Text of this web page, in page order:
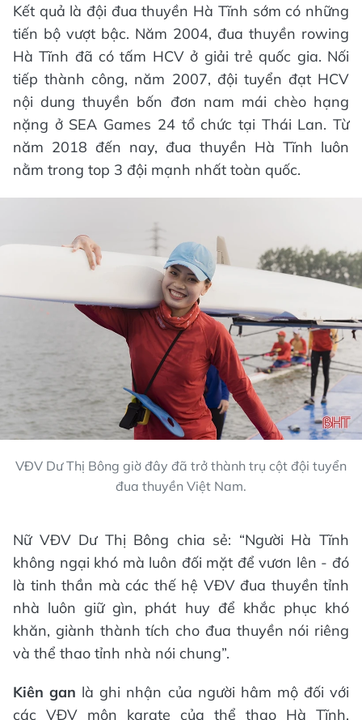
Kết quả là đội đua thuyền Hà Tĩnh sớm có những
tiến bộ vượt bậc. Năm 2004, đua thuyền rowing
Hà Tĩnh đã có tấm HCV ở giải trẻ quốc gia. Nối
tiếp thành công, năm 2007, đội tuyển đạt HCV
nội dung thuyền bốn đơn nam mái chèo hạng
nặng ở SEA Games 24 tổ chức tại Thái Lan. Từ
năm 2018 đến nay, đua thuyền Hà Tĩnh luôn
nằm trong top 3 đội mạnh nhất toàn quốc.
VĐV Dư Thị Bông giờ đây đã trở thành trụ cột đội tuyển
đua thuyền Việt Nam.
Nữ VĐV Dư Thị Bông chia sẻ: “Người Hà Tĩnh
không ngại khó mà luôn đối mặt để vươn lên - đó
là tinh thần mà các thế hệ VĐV đua thuyền tỉnh
nhà luôn giữ gìn, phát huy để khắc phục khó
khăn, giành thành tích cho đua thuyền nói riêng
và thể thao tỉnh nhà nói chung”.
Kiên gan là ghi nhận của người hâm mộ đối với
các VĐV môn karate của thể thao Hà Tĩnh.